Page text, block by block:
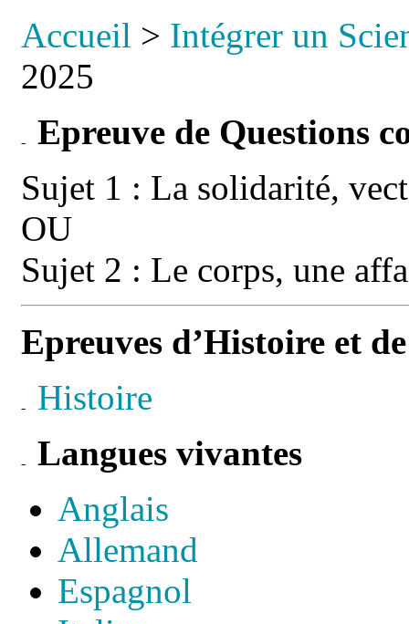
Accueil > Intégrer un
2025
Epreuve de Questions
Sujet 1 : La solidarité,
OU
Sujet 2 : Le corps, une
Epreuves d’Histoire et
Histoire
Langues vivantes
Anglais
Allemand
Espagnol